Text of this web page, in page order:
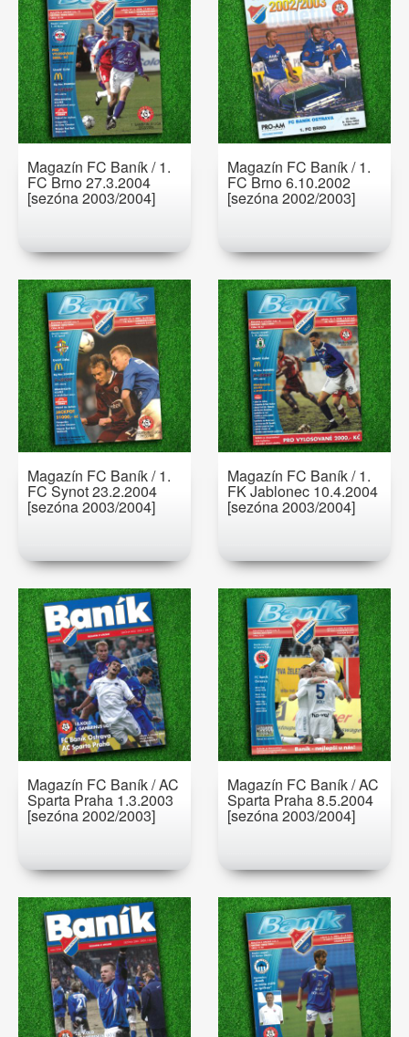
Magazín FC Baník / 1.
FC Brno 27.3.2004
[sezóna 2003/2004]
Magazín FC Baník / 1.
FC Brno 6.10.2002
[sezóna 2002/2003]
Magazín FC Baník / 1.
FC Synot 23.2.2004
[sezóna 2003/2004]
Magazín FC Baník / 1.
FK Jablonec 10.4.2004
[sezóna 2003/2004]
Magazín FC Baník / AC
Sparta Praha 1.3.2003
[sezóna 2002/2003]
Magazín FC Baník / AC
Sparta Praha 8.5.2004
[sezóna 2003/2004]